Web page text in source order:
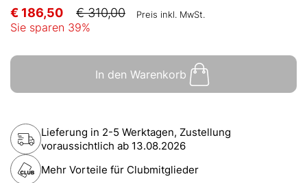
€ 186,50 € 310,00 Preis inkl. MwSt.
Sie sparen 39%
In den Warenkorb
Lieferung in 2-5 Werktagen, Zustellung
voraussichtlich ab 13.08.2026
Mehr Vorteile für Clubmitglieder